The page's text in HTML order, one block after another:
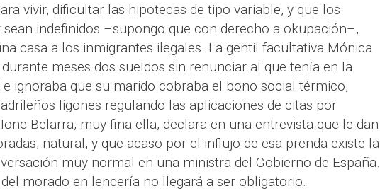
vivir, dificultar las hipotecas de tipo variable, y que los
indefinidos –supongo que con derecho a okupación–,
casa a los inmigrantes ilegales. La gentil facultativa Mónica
meses dos sueldos sin renunciar al que tenía en la
ignoraba que su marido cobraba el bono social térmico,
ligones regulando las aplicaciones de citas por
Belarra, muy fina ella, declara en una entrevista que le dan
natural, y que acaso por el influjo de esa prenda existe la
muy normal en una ministra del Gobierno de España.
morado en lencería no llegará a ser obligatorio.